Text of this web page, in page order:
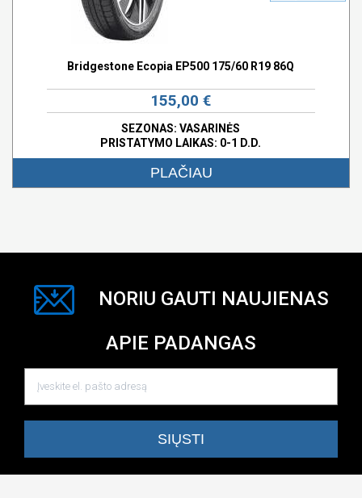
Bridgestone Ecopia EP500 175/60 R19 86Q
155,00 €
SEZONAS: VASARINĖS
PRISTATYMO LAIKAS: 0-1 D.D.
PLAČIAU
NORIU GAUTI NAUJIENAS
APIE PADANGAS